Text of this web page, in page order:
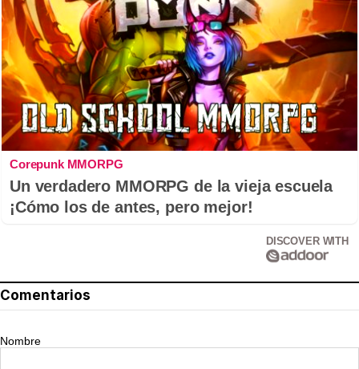
Corepunk MMORPG
Un verdadero MMORPG de la vieja escuela
¡Cómo los de antes, pero mejor!
DISCOVER WITH
Comentarios
Nombre